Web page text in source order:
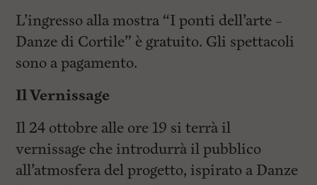
L’ingresso alla mostra “I ponti dell’arte –
Danze di Cortile” è gratuito. Gli spettacoli
sono a pagamento.
Il Vernissage
Il 24 ottobre alle ore 19 si terrà il
vernissage che introdurrà il pubblico
all’atmosfera del progetto, ispirato a Danze